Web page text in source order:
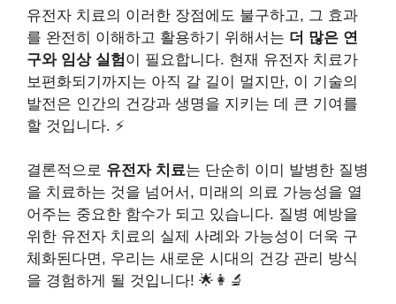
유전자 치료의 이러한 장점에도 불구하고, 그 효과
를 완전히 이해하고 활용하기 위해서는 더 많은 연
구와 임상 실험이 필요합니다. 현재 유전자 치료가
보편화되기까지는 아직 갈 길이 멀지만, 이 기술의
발전은 인간의 건강과 생명을 지키는 데 큰 기여를
할 것입니다. ⚡️
결론적으로 유전자 치료는 단순히 이미 발병한 질병
을 치료하는 것을 넘어서, 미래의 의료 가능성을 열
어주는 중요한 함수가 되고 있습니다. 질병 예방을
위한 유전자 치료의 실제 사례와 가능성이 더욱 구
체화된다면, 우리는 새로운 시대의 건강 관리 방식
을 경험하게 될 것입니다! 🌟👩‍🔬